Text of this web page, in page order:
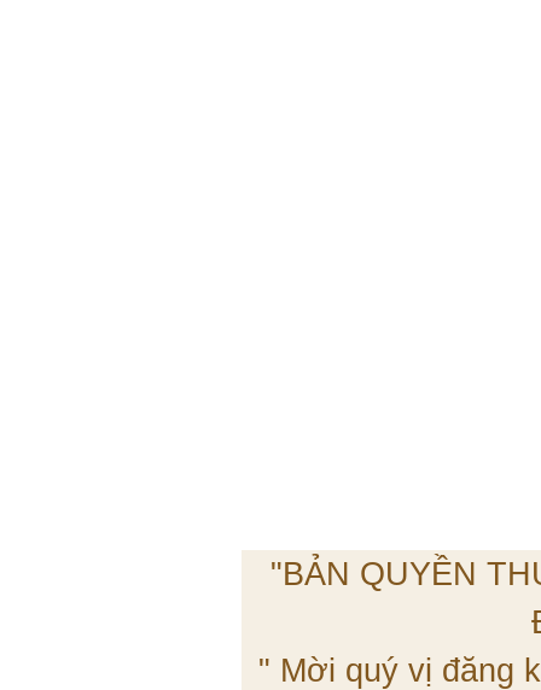
"BẢN QUYỀN
" Mời quý vị đăng